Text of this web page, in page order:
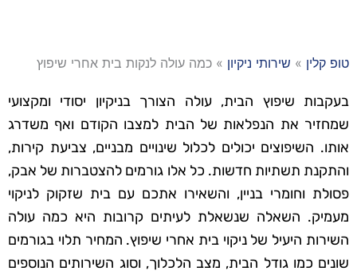
טופ קלין » שירותי ניקיון » כמה עולה לנקות בית אחרי שיפוץ
בעקבות שיפוץ הבית, עולה הצורך בניקיון יסודי ומקצועי
שמחזיר את הנפלאות של הבית למצבו הקודם ואף משדרג
אותו. השיפוצים יכולים לכלול שינויים מבניים, צביעת קירות,
והתקנת תשתיות חדשות. כל אלו גורמים להצטברות של אבק,
פסולת וחומרי בניין, והשאירו אתכם עם בית שזקוק לניקוי
מעמיק. השאלה שנשאלת לעיתים קרובות היא כמה עולה
השירות היעיל של ניקוי בית אחרי שיפוץ. המחיר תלוי בגורמים
שונים כמו גודל הבית, מצב הלכלוך, וסוג השירותים הנוספים